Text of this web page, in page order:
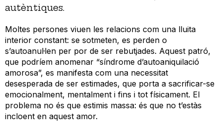
autèntiques.
Moltes persones viuen les relacions com una lluita
interior constant: se sotmeten, es perden o
s’autoanul·len per por de ser rebutjades. Aquest patró,
que podríem anomenar “síndrome d’autoaniquilació
amorosa”, es manifesta com una necessitat
desesperada de ser estimades, que porta a sacrificar-se
emocionalment, mentalment i fins i tot físicament. El
problema no és que estimis massa: és que no t’estàs
incloent en aquest amor.